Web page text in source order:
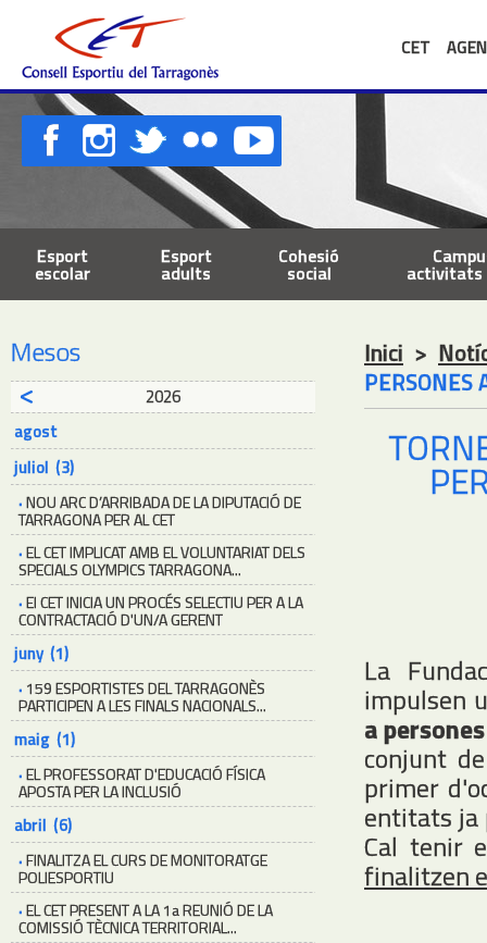
CET
Esport
escolar
Esport
adults
Cohesió
social activitats
Mesos
2026
agost
juliol (3)
·NOU ARC D’ARRIBADA DE LA DIPUTACIÓ DE
TARRAGONA PER AL CET
·EL CET IMPLICAT AMB EL VOLUNTARIAT DELS
SPECIALS OLYMPICS TARRAGONA...
·El CET INICIA UN PROCÉS SELECTIU PER A LA
CONTRACTACIÓ D'UN/A GERENT
juny (1)
· 159 ESPORTISTES DEL TARRAGONÈS
PARTICIPEN A LES FINALS NACIONALS...
maig (1)
·EL PROFESSORAT D'EDUCACIÓ FÍSICA
APOSTA PER LA INCLUSIÓ
abril (6)
·FINALITZA EL CURS DE MONITORATGE
POLIESPORTIU
·EL CET PRESENT A LA 1a REUNIÓ DE LA
COMISSIÓ TÈCNICA TERRITORIAL...
Inici >
La
impulsen
a
conjunt
primer
entitats ja
Cal tenir
finalitzen